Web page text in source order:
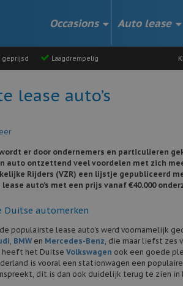
Occasions Auto lease
geprijsd Laagdrempelig
lease auto’s
er door ondernemers en particulieren
auto ontzettend veel voordelen met zich
Rijders (VZR) een lijstje gepubliceerd
auto’s met een prijs vanaf €40.000
Duitse automerken
populairste lease auto’s werd voornamelijk
, BMW en Mercedes-Benz, die maar liefst zes
heeft het Duitse Volkswagen ook een goede
is vooral een stationwagen een
dit is dan ook duidelijk terug te zien